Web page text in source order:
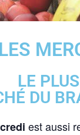
LE
DU
est aussi